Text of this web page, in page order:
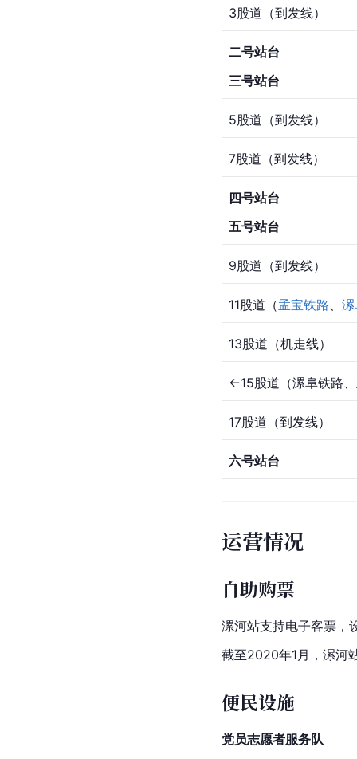
3股道（到发线）
二号站台
三号站台
5股道（到发线）
7股道（到发线）
四号站台
五号站台
9股道（到发线）
11股道（孟宝铁路
13股道（机走线）
←15股道（漯阜铁路
17股道（到发线）
六号站台
运营情况
自助购票
漯河站支持电子客票 ，
截至2020年1月，漯河
便民设施
党员志愿者服务队